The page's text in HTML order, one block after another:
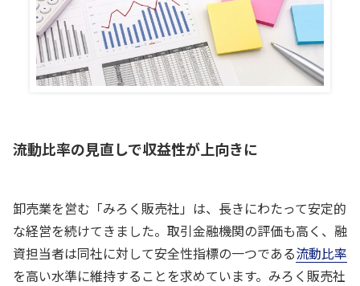
流動比率の見直しで収益性が上向きに
卸売業を営む「みろく販売社」は、長きにわたって安定的
な経営を続けてきました。取引金融機関の評価も高く、融
資担当者は同社に対して安全性指標の一つである流動比率
を高い水準に維持することを求めています。みろく販売社